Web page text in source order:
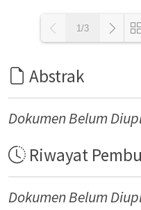
1/3
Abstrak
Dokumen Belum
Riwayat
Dokumen Belum